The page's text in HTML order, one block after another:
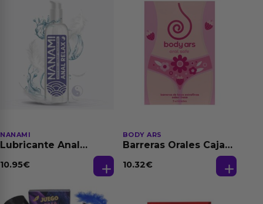
NANAMI
Lubricante Anal
Dilatación Base Agua
10.95€
BODY ARS
Barreras Orales Caja
10.32€